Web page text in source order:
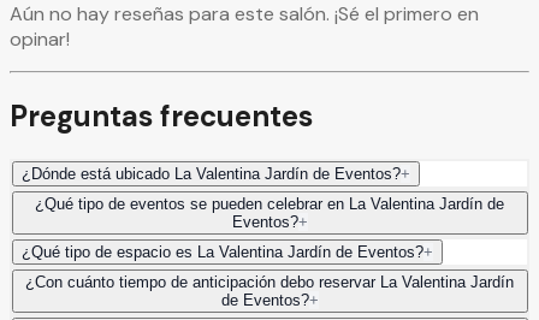
Aún no hay reseñas para este salón. ¡Sé el primero en
opinar!
Preguntas frecuentes
¿Dónde está ubicado La Valentina Jardín de Eventos?+
¿Qué tipo de eventos se pueden celebrar en La Valentina Jardín de
Eventos?+
¿Qué tipo de espacio es La Valentina Jardín de Eventos?+
¿Con cuánto tiempo de anticipación debo reservar La Valentina Jardín
de Eventos?+